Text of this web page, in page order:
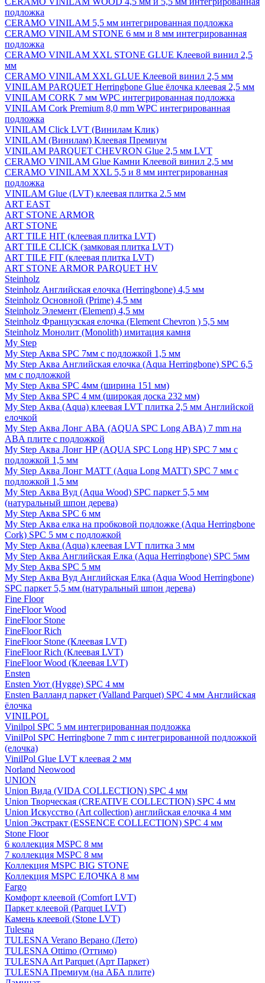
подложка
CERAMO VINILAM 5,5 мм интегрированная подложка
CERAMO VINILAM STONE 6 мм и 8 мм интегрированная
подложка
CERAMO VINILAM XXL STONE GLUE Клеевой винил 2,5
мм
CERAMO VINILAM XXL GLUE Клеевой винил 2,5 мм
VINILAM PARQUET Herringbone Glue ёлочка клеевая 2,5 мм
VINILAM CORK 7 мм WPC интегрированная подложка
VINILAM Cork Premium 8,0 mm WPC интегрированная
подложка
VINILAM Click LVT (Винилам Клик)
VINILAM (Винилам) Клеевая Премиум
VINILAM PARQUET CHEVRON Glue 2,5 мм LVT
CERAMO VINILAM Glue Камни Клеевой винил 2,5 мм
CERAMO VINILAM XXL 5,5 и 8 мм интегрированная
подложка
VINILAM Glue (LVT) клеевая плитка 2.5 мм
ART EAST
ART STONE ARMOR
ART STONE
ART TILE HIT (клеевая плитка LVT)
ART TILE CLICK (замковая плитка LVT)
ART TILE FIT (клеевая плитка LVT)
ART STONE ARMOR PARQUET HV
Steinholz
Steinholz Английская елочка (Herringbone) 4,5 мм
Steinholz Основной (Prime) 4,5 мм
Steinholz Элемент (Element) 4,5 мм
Steinholz Французская елочка (Element Chevron ) 5,5 мм
Steinholz Монолит (Monolith) имитация камня
My Step
My Step Аква SPC 7мм c подложкой 1,5 мм
My Step Аква Английская елочка (Aqua Herringbone) SPC 6,5
мм с подложкой
My Step Аква SPC 4мм (ширина 151 мм)
My Step Аква SPC 4 мм (широкая доска 232 мм)
My Step Аква (Aqua) клеевая LVT плитка 2,5 мм Английской
елочкой
My Step Аква Лонг АВА (AQUA SPC Long ABA) 7 mm на
ABA плите с подложкой
My Step Аква Лонг НР (AQUA SPC Long HP) SPC 7 мм с
подложкой 1,5 мм
My Step Аква Лонг MATT (Aqua Long MATT) SPC 7 мм с
подложкой 1,5 мм
My Step Аква Вуд (Aqua Wood) SPC паркет 5,5 мм
(натуральный шпон дерева)
My Step Аква SPC 6 мм
My Step Аква елка на пробковой подложке (Aqua Herringbone
Cork) SPC 5 мм с подложкой
My Step Аква (Aqua) клеевая LVT плитка 3 мм
My Step Аква Английская Елка (Aqua Herringbone) SPC 5мм
My Step Аква SPC 5 мм
My Step Аква Вуд Английская Елка (Aqua Wood Herringbone)
SPC паркет 5,5 мм (натуральный шпон дерева)
Fine Floor
FineFloor Wood
FineFloor Stone
FineFloor Rich
FineFloor Stone (Клеевая LVT)
FineFloor Rich (Клеевая LVT)
FineFloor Wood (Клеевая LVT)
Ensten
Ensten Уют (Hygge) SPC 4 мм
Ensten Валланд паркет (Valland Parquet) SPC 4 мм Английская
ёлочка
VINILPOL
Vinilpol SPC 5 мм интегрированная подложка
VinilPol SPC Herringbone 7 mm с интегрированной подложкой
(елочка)
VinilPol Glue LVT клеевая 2 мм
Norland Neowood
UNION
Union Вида (VIDA COLLECTION) SPC 4 мм
Union Творческая (CREATIVE COLLECTION) SPC 4 мм
Union Искусство (Art collection) английская елочка 4 мм
Union Экстракт (ESSENCE COLLECTION) SPC 4 мм
Stone Floor
6 коллекция MSPC 8 мм
7 коллекция MSPC 8 мм
Коллекция MSPC BIG STONE
Коллекция MSPC ЕЛОЧКА 8 мм
Fargo
Комфорт клеевой (Comfort LVT)
Паркет клеевой (Parquet LVT)
Камень клеевой (Stone LVT)
Tulesna
TULESNA Verano Верано (Лето)
TULESNA Ottimo (Оттимо)
TULESNA Art Parquet (Арт Паркет)
TULESNA Премиум (на АБА плите)